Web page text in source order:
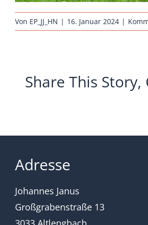
Von EP_JJ_HN | 16. Januar 2024 |
Share This
Adresse
Johannes Janus
Großgrabenstraße 13